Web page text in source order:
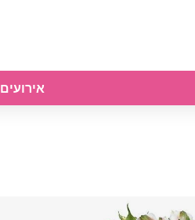
אירועים